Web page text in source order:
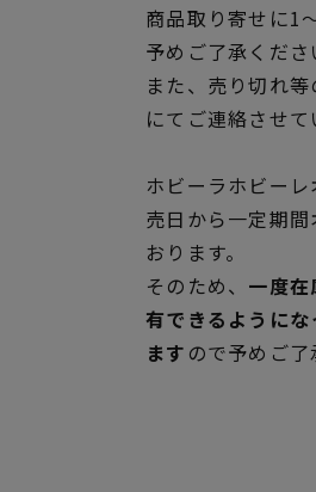
商品取り寄せに1
予めご了承くださ
また、売り切れ
にてご連絡させて
ホビーラホビー
売日から一定期
おります。
そのため、 一度
有できるように
ます ので予めご了